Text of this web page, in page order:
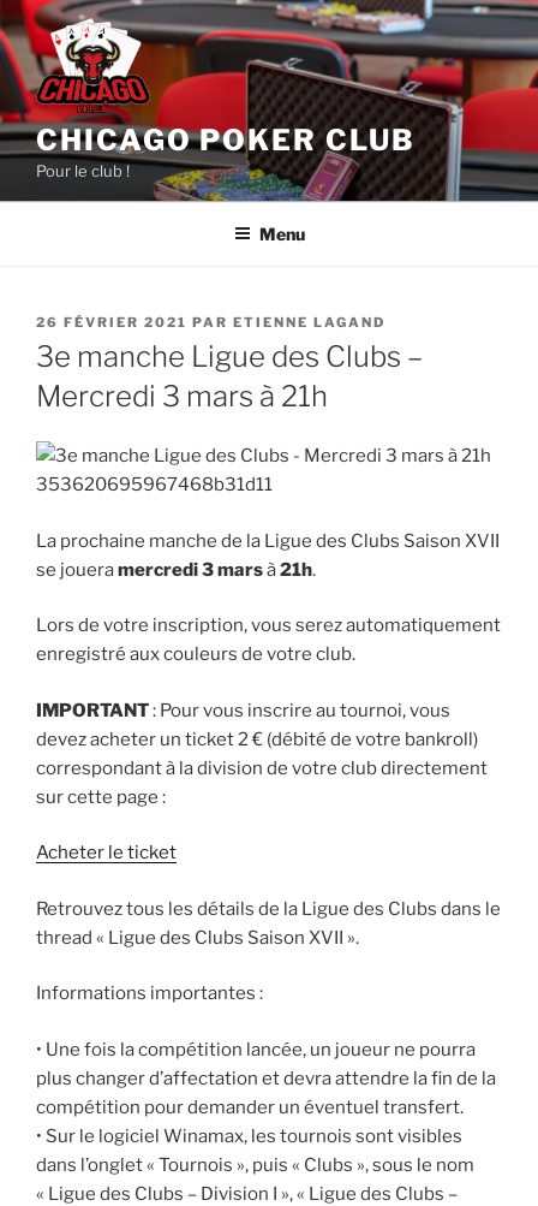
Aller
au
contenu
principal
CHICAGO POKER CLUB
Pour le club !
Menu
PUBLIÉ
LE
26 FÉVRIER 2021 PAR ETIENNE LAGAND
3e manche Ligue des Clubs –
Mercredi 3 mars à 21h
La prochaine manche de la Ligue des Clubs Saison XVII
se joueramercredi 3 marsà21h.
Lors de votre inscription, vous serez automatiquement
enregistré aux couleurs de votre club.
IMPORTANT: Pour vous inscrire au tournoi, vous
devez acheter un ticket 2 € (débité de votre bankroll)
correspondant à la division de votre club directement
sur cette page :
Acheter le ticket
Retrouvez tous les détails de la Ligue des Clubs dans le
thread « Ligue des Clubs Saison XVII ».
Informations importantes :
• Une fois la compétition lancée, un joueur ne pourra
plus changer d’affectation et devra attendre la fin de la
compétition pour demander un éventuel transfert.
• Sur le logiciel Winamax, les tournois sont visibles
dans l’onglet « Tournois », puis « Clubs », sous le nom
« Ligue des Clubs – Division I », « Ligue des Clubs –